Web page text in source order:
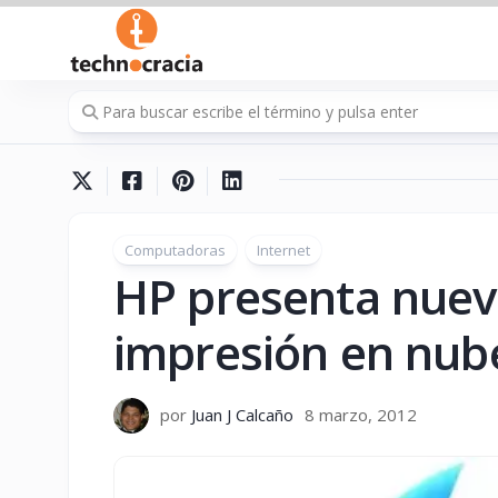
Saltar
contenido
Computadoras Internet
HP presenta
impresión en
por Juan J Calcaño 8 marzo, 2012